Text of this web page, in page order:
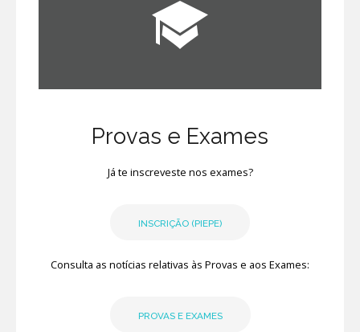
Provas e Exames
Já te inscreveste nos exames?
INSCRIÇÃO (PIEPE)
Consulta as notícias relativas às Provas e aos Exames:
PROVAS E EXAMES